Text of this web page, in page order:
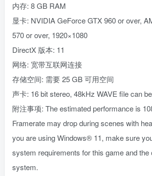
内存: 8 GB RAM
显卡: NVIDIA GeForce GTX 960 or over,
570 or over, 1920×1080
DirectX 版本: 11
网络: 宽带互联网连接
存储空间: 需要 25 GB 可用空间
声卡: 16 bit stereo, 48kHz WAVE file can
附注事项: The estimated performance is
Framerate may drop during scenes with
you are using Windows® 11, make sure
system requirements for this game and the
system.